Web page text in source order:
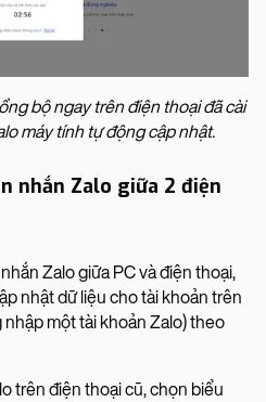
bộ ngay trên điện thoại đã cài
máy tính tự động cập nhật.
nhắn Zalo giữa 2 điện
Zalo giữa PC và điện thoại,
nhật dữ liệu cho tài khoản trên
một tài khoản Zalo) theo
trên điện thoại cũ, chọn biểu